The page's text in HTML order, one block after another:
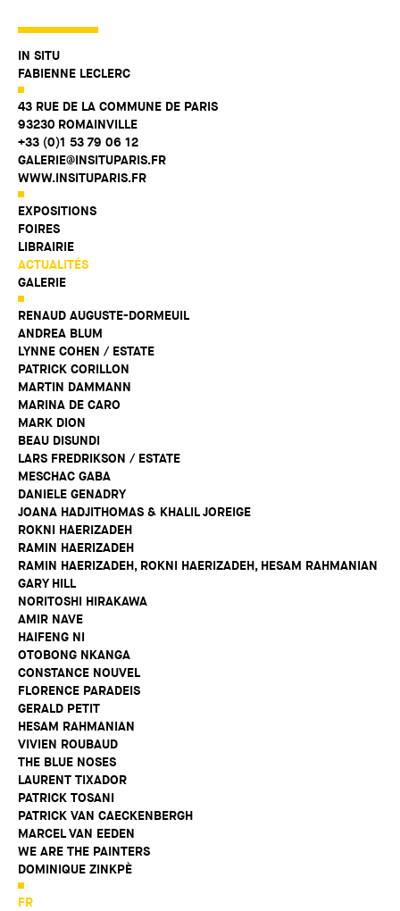
IN SITU
FABIENNE LECLERC
43 RUE DE LA COMMUNE DE PARIS
93230 ROMAINVILLE
+33 (0)1 53 79 06 12
GALERIE@INSITUPARIS.FR
WWW.INSITUPARIS.FR
EXPOSITIONS
FOIRES
LIBRAIRIE
ACTUALITÉS
GALERIE
RENAUD AUGUSTE-DORMEUIL
ANDREA BLUM
LYNNE COHEN / ESTATE
PATRICK CORILLON
MARTIN DAMMANN
MARINA DE CARO
MARK DION
BEAU DISUNDI
LARS FREDRIKSON / ESTATE
MESCHAC GABA
DANIELE GENADRY
JOANA HADJITHOMAS & KHALIL JOREIGE
ROKNI HAERIZADEH
RAMIN HAERIZADEH
RAMIN HAERIZADEH, ROKNI HAERIZADEH, HESAM RAHMANIAN
GARY HILL
NORITOSHI HIRAKAWA
AMIR NAVE
HAIFENG NI
OTOBONG NKANGA
CONSTANCE NOUVEL
FLORENCE PARADEIS
GERALD PETIT
HESAM RAHMANIAN
VIVIEN ROUBAUD
THE BLUE NOSES
LAURENT TIXADOR
PATRICK TOSANI
PATRICK VAN CAECKENBERGH
MARCEL VAN EEDEN
WE ARE THE PAINTERS
DOMINIQUE ZINKPÈ
FR